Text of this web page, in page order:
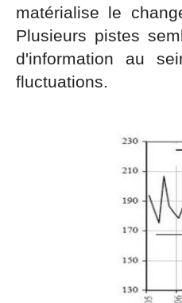
matérialise le
Plusieurs pistes
d'information au
fluctuations.